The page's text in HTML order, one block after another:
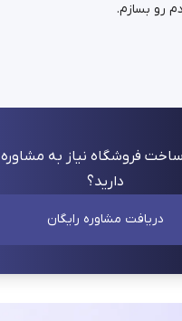
رو بسازم.
ساخت فروشگاه نیاز به مشاوره
دارید؟
دریافت مشاوره رایگان